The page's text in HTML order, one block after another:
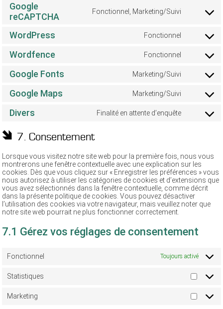
Google
reCAPTCHA
Fonctionnel, Marketing/Suivi
Consent
google-
WordPress Fonctionnel
Consent
service
Wordfence Fonctionnel
Consent
service
Google Fonts Marketing/Suivi
Consent
service
Google Maps Marketing/Suivi
Consent
service
Divers Finalité en attente d’enquête
Consent
7. Consentement
Lorsque vous visitez notre site web pour la première fois, nous vous
montrerons une fenêtre contextuelle avec une explication sur les
cookies. Dès que vous cliquez sur « Enregistrer les préférences » vous
nous autorisez à utiliser les catégories de cookies et d’extensions que
vous avez sélectionnés dans la fenêtre contextuelle, comme décrit
dans la présente politique de cookies. Vous pouvez désactiver
l’utilisation des cookies via votre navigateur, mais veuillez noter que
notre site web pourrait ne plus fonctionner correctement.
7.1 Gérez vos réglages de consentement
Fonctionnel Toujours activé
Statistiques
Marketing